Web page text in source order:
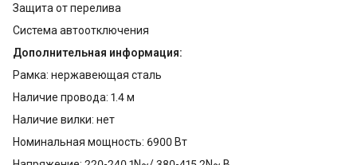
Защита от перелива
Система автоотключения
Дополнительная информация:
Рамка: нержавеющая сталь
Наличие провода: 1.4 м
Наличие вилки: нет
Номинальная мощность: 6900 Вт